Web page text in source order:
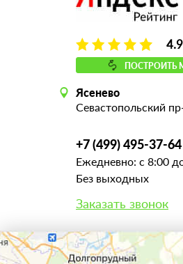
4.9
ПОСТРОИТЬ
Ясенево
Севастопольский
+7 (499) 495-37-64
Ежедневно: с 8:00
Без выходных
Заказать звонок